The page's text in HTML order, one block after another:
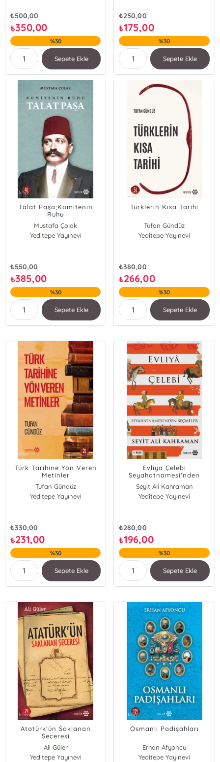
₺500,00
₺350,00
%30
Sepete Ekle
₺250,00
₺175,00
%30
Sepete Ekle
Talat Paşa;Komitenin
Ruhu
Mustafa Çolak
Yeditepe Yayınevi
₺550,00
₺385,00
%30
Sepete Ekle
Türklerin Kısa Tarihi
Tufan Gündüz
Yeditepe Yayınevi
₺380,00
₺266,00
%30
Sepete Ekle
Türk Tarihine Yön Veren
Metinler
Tufan Gündüz
Yeditepe Yayınevi
₺330,00
₺231,00
%30
Sepete Ekle
Evliya Çelebi
Seyahatnamesi'nden
Seçmeler
Seyit Ali Kahraman
Yeditepe Yayınevi
₺280,00
₺196,00
%30
Sepete Ekle
Atatürk'ün Saklanan
Seceresi
Ali Güler
Yeditepe Yayınevi
Osmanlı Padişahları
Erhan Afyoncu
Yeditepe Yayınevi